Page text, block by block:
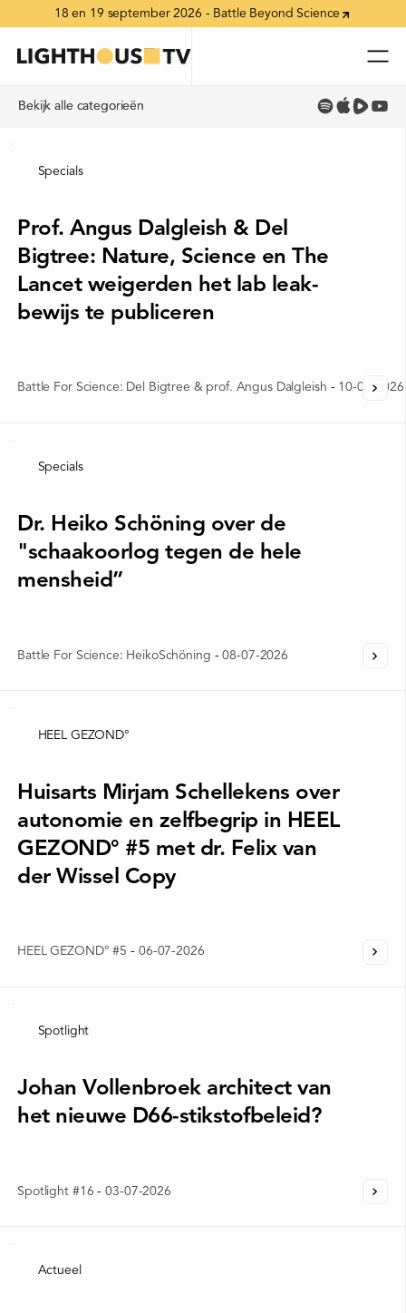
18 en 19 september 2026 - Battle Beyond Science
Bekijk alle categorieën
Bekijk alle categorieën
Specials
Prof. Angus Dalgleish & Del
Bigtree: Nature, Science en The
Lancet weigerden het lab leak-
bewijs te publiceren
Battle For Science: Del Bigtree & prof. Angus Dalgleish - 10-07-2026
Specials
Dr. Heiko Schöning over de
"schaakoorlog tegen de hele
mensheid”
Battle For Science: HeikoSchöning - 08-07-2026
HEEL GEZOND°
Huisarts Mirjam Schellekens over
autonomie en zelfbegrip in HEEL
GEZOND° #5 met dr. Felix van
der Wissel Copy
HEEL GEZOND° #5 - 06-07-2026
Spotlight
Johan Vollenbroek architect van
het nieuwe D66-stikstofbeleid?
Spotlight #16 - 03-07-2026
Actueel